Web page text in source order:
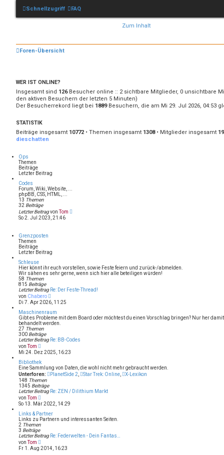
Schnellzugriff FAQ
Zum Inhalt
Foren-Übersicht
WER IST ONLINE?
Insgesamt sind 126Besucher online :: 2 sichtbare Mitglieder, 0 unsichtbare
den aktiven Besuchern der letzten 5 Minuten)
Der Besucherrekord liegt bei 1889Besuchern, die am Mi 29. Jul 2026, 04:53
STATISTIK
Beiträge insgesamt 10772 • Themen insgesamt 1308• Mitglieder insgesamt
dieschatten
Ops
Themen
Beiträge
Letzter Beitrag
Codes
Forum, Wiki, Website, ...
phpBB, CSS, HTML, ...
13 Themen
32 Beiträge
Letzter BeitragvonTom
i
t
r
So 2. Jul 2023, 21:46
Grenzposten
Themen
Beiträge
Letzter Beitrag
Schleuse
Hier könnt ihr euch vorstellen, sowie Feste feiern und zurück-/abmelden.
Wir sähen es sehr gerne, wenn sich hier alle beteiligen würden!
58 Themen
815 Beiträge
Letzter Beitrag Re: Der Feste-Thread!
von Chabero
e
u
e
s
t
B
i
t
a
g
Di 7. Apr 2026, 11:25
Maschinenraum
Gibt es Probleme mit dem Board oder möchtest du einen Vorschlag bringen? Nur her
behandelt werden.
27 Themen
300 Beiträge
Letzter Beitrag Re: BB-Codes
vonTom
e
u
e
s
t
e
r
B
e
t
a
g
Mi 24. Dez 2025, 16:23
Bibliothek
Eine Sammlung von Daten, die wohl nicht mehr gebraucht werden.
Unterforen:
PlanetSide 2 Star Trek: Online
X-Lexikon
148 Themen
1345 Beiträge
Letzter Beitrag Re: ZEN / Dilithium Markt
vonTom
e
u
e
s
t
r
e
i
So 13. Mär 2022, 14:29
Links & Partner
Links zu Partnern und interessanten Seiten.
2 Themen
3 Beiträge
Letzter Beitrag Re: Federwelten - Dein Fantas…
vonTom
e
u
Fr 1. Aug 2014, 16:23